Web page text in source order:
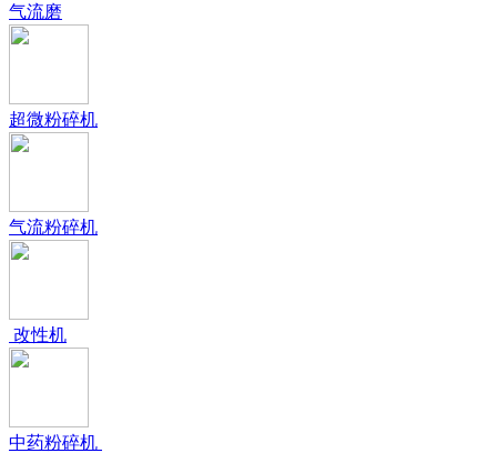
气流磨
超微粉碎机
气流粉碎机
改性机
中药粉碎机